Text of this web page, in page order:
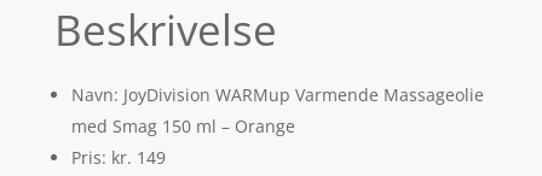
Beskrivelse
Navn: JoyDivision WARMup Varmende Massageolie
med Smag 150 ml – Orange
Pris: kr. 149